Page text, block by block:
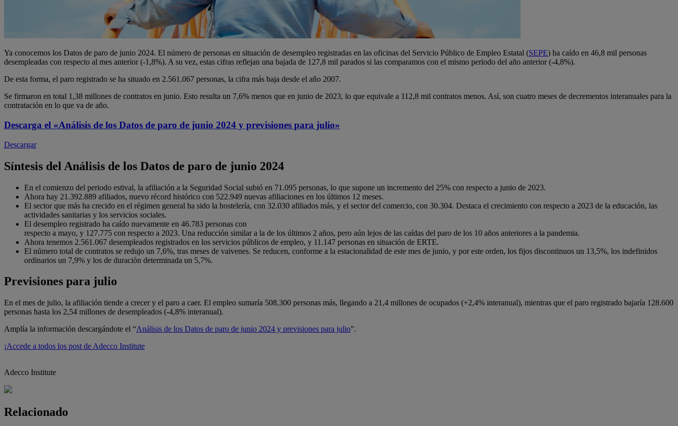
Ya conocemos los Datos de paro de junio 2024. El número de personas en situación de desempleo registradas en las oficinas del Servicio Público de Empleo Estatal (SEPE) ha caído en 46,8 mil personas
desempleadas con respecto al mes anterior (-1,8%). A su vez, estas cifras reflejan una bajada de 127,8 mil parados si las comparamos con el mismo periodo del año anterior (-4,8%).
De esta forma, el paro registrado se ha situado en 2.561.067 personas, la cifra más baja desde el año 2007.
Se firmaron en total 1,38 millones de contratos en junio. Esto resulta un 7,6% menos que en junio de 2023, lo que equivale a 112,8 mil contratos menos. Así, son cuatro meses de decrementos interanuales para la
contratación en lo que va de año.
Descarga el «Análisis de los Datos de paro de junio 2024 y previsiones para julio»
Descargar
Síntesis del Análisis de los Datos de paro de junio 2024
En el comienzo del periodo estival, la afiliación a la Seguridad Social subió en 71.095 personas, lo que supone un incremento del 25% con respecto a junio de 2023.
Ahora hay 21.392.889 afiliados, nuevo récord histórico con 522.949 nuevas afiliaciones en los últimos 12 meses.
El sector que más ha crecido en el régimen general ha sido la hostelería, con 32.030 afiliados más, y el sector del comercio, con 30.304. Destaca el crecimiento con respecto a 2023 de la educación, las
actividades sanitarias y los servicios sociales.
El desempleo registrado ha caído nuevamente en 46.783 personas con
respecto a mayo, y 127.775 con respecto a 2023. Una reducción similar a la de los últimos 2 años, pero aún lejos de las caídas del paro de los 10 años anteriores a la pandemia.
Ahora tenemos 2.561.067 desempleados registrados en los servicios públicos de empleo, y 11.147 personas en situación de ERTE.
El número total de contratos se redujo un 7,6%, tras meses de vaivenes. Se reducen, conforme a la estacionalidad de este mes de junio, y por este orden, los fijos discontinuos un 13,5%, los indefinidos
ordinarios un 7,9% y los de duración determinada un 5,7%.
Previsiones para julio
En el mes de julio, la afiliación tiende a crecer y el paro a caer. El empleo sumaría 508.300 personas más, llegando a 21,4 millones de ocupados (+2,4% interanual), mientras que el paro registrado bajaría 128.600
personas hasta los 2,54 millones de desempleados (-4,8% interanual).
Amplía la información descargándote el “Análisis de los Datos de paro de junio 2024 y previsiones para julio”.
¡Accede a todos los post de Adecco Institute
Adecco Institute
Relacionado